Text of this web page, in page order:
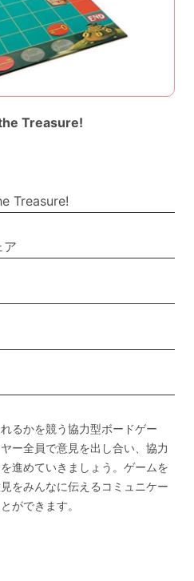
Treasure!
Treasure!
ア
るかを競う協力型ボードゲー
ー全員で意見を出し合い、協力
進めていきましょう。ゲームを
をみんなに伝えるコミュニケー
ができます。